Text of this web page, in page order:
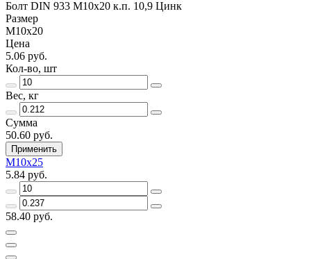
Болт DIN 933 М10х20 к.п. 10,9 Цинк
Размер
М10х20
Цена
5.06 руб.
Кол-во, шт
Вес, кг
Сумма
50.60 руб.
Применить
М10х25
5.84 руб.
58.40 руб.